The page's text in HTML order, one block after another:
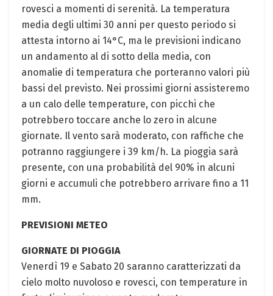
rovesci a momenti di serenità. La temperatura
media degli ultimi 30 anni per questo periodo si
attesta intorno ai 14°C, ma le previsioni indicano
un andamento al di sotto della media, con
anomalie di temperatura che porteranno valori più
bassi del previsto. Nei prossimi giorni assisteremo
a un calo delle temperature, con picchi che
potrebbero toccare anche lo zero in alcune
giornate. Il vento sarà moderato, con raffiche che
potranno raggiungere i 39 km/h. La pioggia sarà
presente, con una probabilità del 90% in alcuni
giorni e accumuli che potrebbero arrivare fino a 11
mm.
PREVISIONI METEO
GIORNATE DI PIOGGIA
Venerdì 19 e Sabato 20 saranno caratterizzati da
cielo molto nuvoloso e rovesci, con temperature in